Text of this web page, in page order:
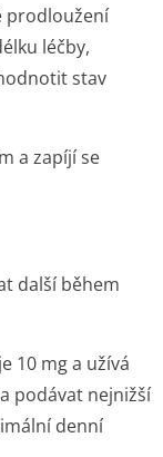
prodloužení
léčby,
stav
a zapíjí se
další během
10 mg a užívá
podávat nejnižší
denní